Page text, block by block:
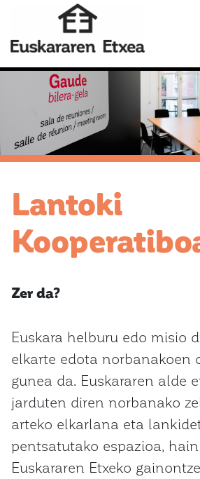
Lantoki
Zer da?
Euskara helburu edo misio
elkarte edota norbanakoen
gunea da. Euskararen alde
jarduten diren norbanako
arteko elkarlana eta
pentsatutako espazioa, hain
Euskararen Etxeko